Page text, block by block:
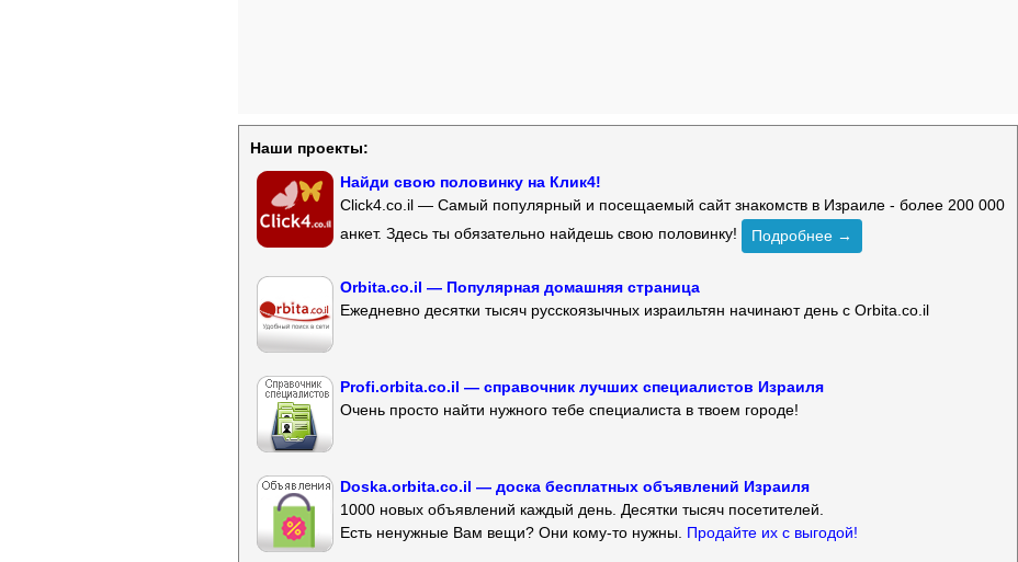
Наши проекты:
Найди свою половинку на Клик4!
Click4.co.il — Самый популярный и посещаемый сайт знакомств в Израиле - более 200 000
анкет. Здесь ты обязательно найдешь свою половинку!
Подробнее →
Orbita.co.il — Популярная домашняя страница
Ежедневно десятки тысяч русскоязычных израильтян начинают день с Orbita.co.il
Profi.orbita.co.il — справочник лучших специалистов Израиля
Очень просто найти нужного тебе специалиста в твоем городе!
Doska.orbita.co.il — доска бесплатных объявлений Израиля
1000 новых объявлений каждый день. Десятки тысяч посетителей.
Есть ненужные Вам вещи? Они кому-то нужны. Продайте их с выгодой!